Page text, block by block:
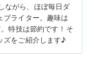
ながら、ほぼ毎日ダ
ブライター。趣味は
特技は節約です！そ
ズをご紹介します♪